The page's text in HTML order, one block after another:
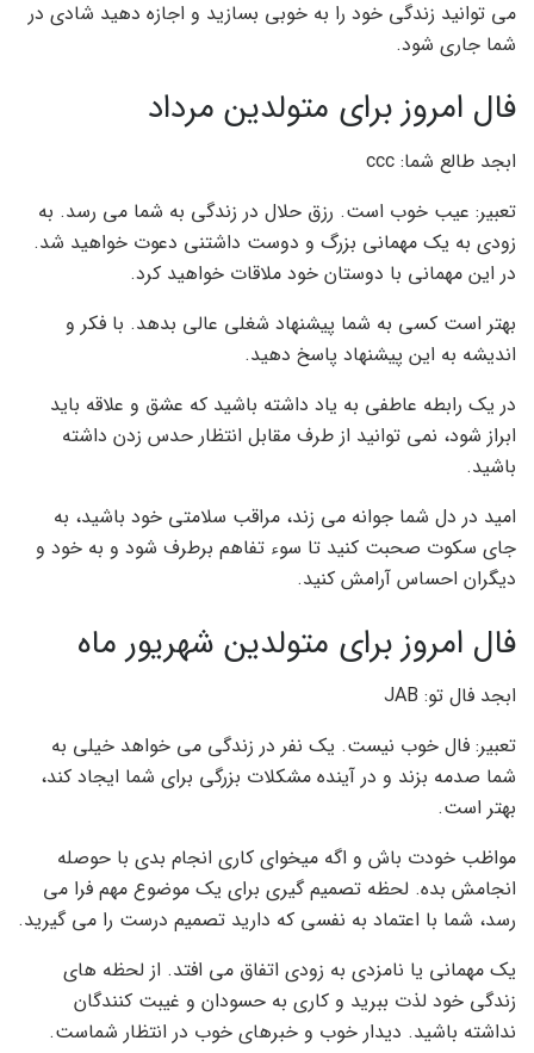
می توانید زندگی خود را به خوبی بسازید و اجازه دهید شادی در
شما جاری شود.
فال امروز برای متولدین مرداد
ابجد طالع شما: ccc
تعبیر: عیب خوب است. رزق حلال در زندگی به شما می رسد. به
زودی به یک مهمانی بزرگ و دوست داشتنی دعوت خواهید شد.
در این مهمانی با دوستان خود ملاقات خواهید کرد.
بهتر است کسی به شما پیشنهاد شغلی عالی بدهد. با فکر و
اندیشه به این پیشنهاد پاسخ دهید.
در یک رابطه عاطفی به یاد داشته باشید که عشق و علاقه باید
ابراز شود، نمی توانید از طرف مقابل انتظار حدس زدن داشته
باشید.
امید در دل شما جوانه می زند، مراقب سلامتی خود باشید، به
جای سکوت صحبت کنید تا سوء تفاهم برطرف شود و به خود و
دیگران احساس آرامش کنید.
فال امروز برای متولدین شهریور ماه
ابجد فال تو: JAB
تعبیر: فال خوب نیست. یک نفر در زندگی می خواهد خیلی به
شما صدمه بزند و در آینده مشکلات بزرگی برای شما ایجاد کند،
بهتر است.
مواظب خودت باش و اگه میخوای کاری انجام بدی با حوصله
انجامش بده. لحظه تصمیم گیری برای یک موضوع مهم فرا می
رسد، شما با اعتماد به نفسی که دارید تصمیم درست را می گیرید.
یک مهمانی یا نامزدی به زودی اتفاق می افتد. از لحظه های
زندگی خود لذت ببرید و کاری به حسودان و غیبت کنندگان
نداشته باشید. دیدار خوب و خبرهای خوب در انتظار شماست.